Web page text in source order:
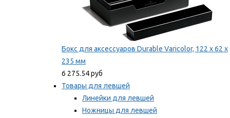
Бокс для аксессуаров Durable Varicolor, 122 x 62 x
235 мм
6 275.54 руб
Товары для левшей
Линейки для левшей
Ножницы для левшей